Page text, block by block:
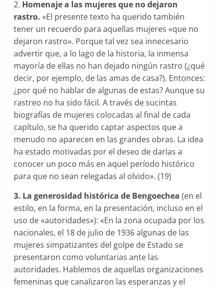
2. Homenaje a las mujeres que no dejaron
rastro. «El presente texto ha querido también
tener un recuerdo para aquellas mujeres «que no
dejaron rastro». Porque tal vez sea innecesario
advertir que, a lo lago de la historia, la inmensa
mayoría de ellas no han dejado ningún rastro (¿qué
decir, por ejemplo, de las amas de casa?). Entonces:
¿por qué no hablar de algunas de estas? Aunque su
rastreo no ha sido fácil. A través de sucintas
biografías de mujeres colocadas al final de cada
capítulo, se ha querido captar aspectos que a
menudo no aparecen en las grandes obras. La idea
ha estado motivadas por el deseo de darlas a
conocer un poco más en aquel período histórico
para que no sean relegadas al olvido». (19)
3. La generosidad histórica de Bengoechea (en el
estilo, en la forma, en la presentación, incluso en el
uso de «autoridades»): «En la zona ocupada por los
nacionales, el 18 de julio de 1936 algunas de las
mujeres simpatizantes del golpe de Estado se
presentaron como voluntarias ante las
autoridades. Hablemos de aquellas organizaciones
femeninas que canalizaron las esperanzas y el